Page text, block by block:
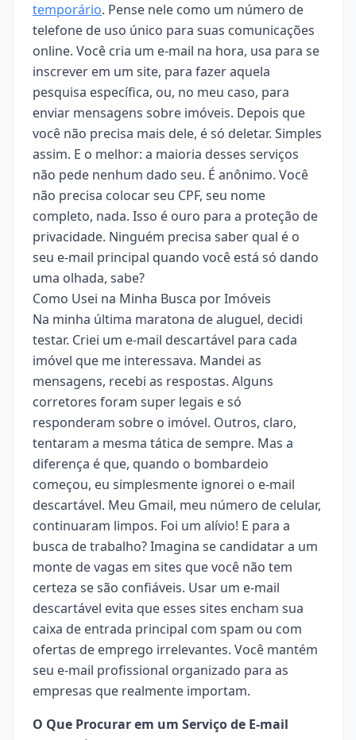
temporário. Pense nele como um número de
telefone de uso único para suas comunicações
online. Você cria um e-mail na hora, usa para se
inscrever em um site, para fazer aquela
pesquisa específica, ou, no meu caso, para
enviar mensagens sobre imóveis. Depois que
você não precisa mais dele, é só deletar. Simples
assim. E o melhor: a maioria desses serviços
não pede nenhum dado seu. É anônimo. Você
não precisa colocar seu CPF, seu nome
completo, nada. Isso é ouro para a proteção de
privacidade. Ninguém precisa saber qual é o
seu e-mail principal quando você está só dando
uma olhada, sabe?
Como Usei na Minha Busca por Imóveis
Na minha última maratona de aluguel, decidi
testar. Criei um e-mail descartável para cada
imóvel que me interessava. Mandei as
mensagens, recebi as respostas. Alguns
corretores foram super legais e só
responderam sobre o imóvel. Outros, claro,
tentaram a mesma tática de sempre. Mas a
diferença é que, quando o bombardeio
começou, eu simplesmente ignorei o e-mail
descartável. Meu Gmail, meu número de celular,
continuaram limpos. Foi um alívio! E para a
busca de trabalho? Imagina se candidatar a um
monte de vagas em sites que você não tem
certeza se são confiáveis. Usar um e-mail
descartável evita que esses sites encham sua
caixa de entrada principal com spam ou com
ofertas de emprego irrelevantes. Você mantém
seu e-mail profissional organizado para as
empresas que realmente importam.
O Que Procurar em um Serviço de E-mail